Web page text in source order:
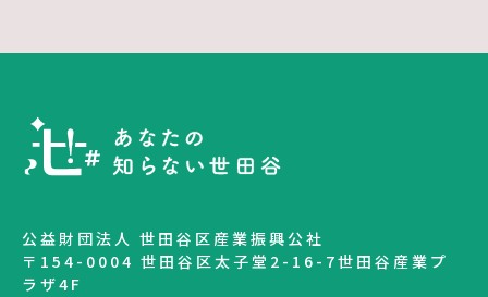
公益財団法人 世田谷区産業振興公社
〒154-0004 世田谷区太子堂2-16-7世田谷産業プ
ラザ4F